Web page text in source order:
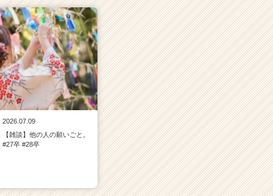
2026.07.09
【雑談】他の人の願いごと。
#27卒 #28卒